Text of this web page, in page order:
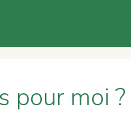
pour moi ?